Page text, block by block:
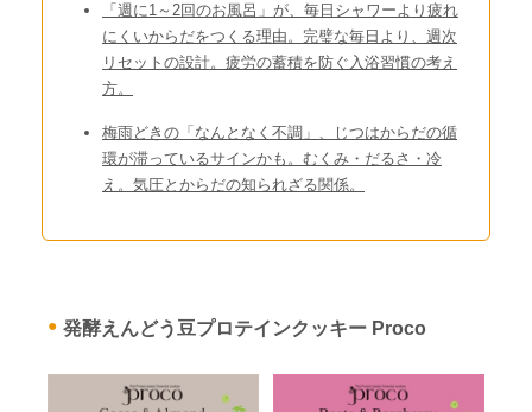
「週に1～2回のお風呂」が、毎日シャワーより疲れ
にくいからだをつくる理由。完璧な毎日より、週次
リセットの設計。疲労の蓄積を防ぐ入浴習慣の考え
方。
梅雨どきの「なんとなく不調」、じつはからだの循
環が滞っているサインかも。むくみ・だるさ・冷
え。気圧とからだの知られざる関係。
発酵えんどう豆プロテインクッキー Proco